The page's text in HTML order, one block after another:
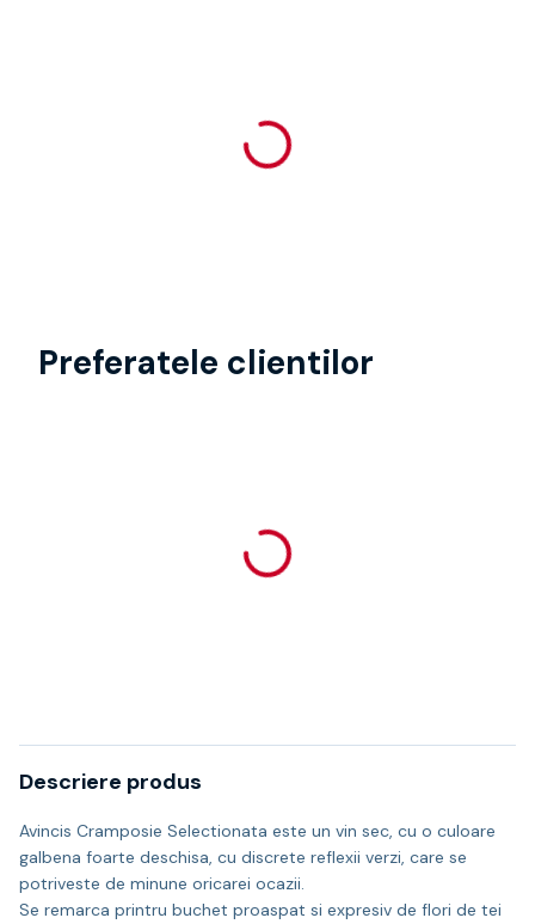
Preferatele clientilor
Descriere produs
Avincis Cramposie Selectionata este un vin sec, cu o culoare
galbena foarte deschisa, cu discrete reflexii verzi, care se
potriveste de minune oricarei ocazii.
Se remarca printru buchet proaspat si expresiv de flori de tei